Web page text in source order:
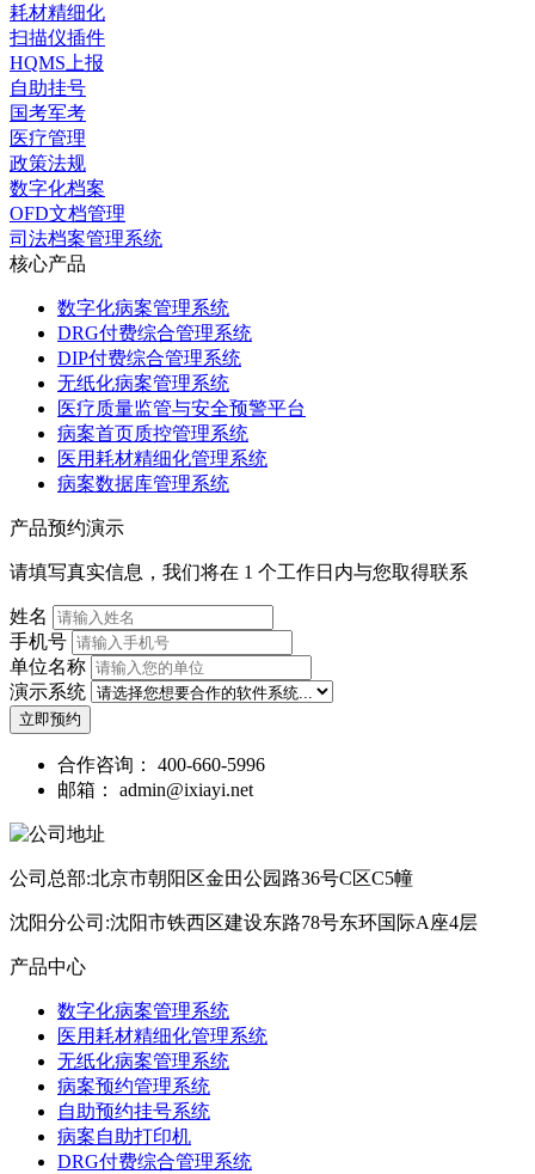
耗材精细化
扫描仪插件
HQMS上报
自助挂号
国考军考
医疗管理
政策法规
数字化档案
OFD文档管理
司法档案管理系统
核心产品
数字化病案管理系统
DRG付费综合管理系统
DIP付费综合管理系统
无纸化病案管理系统
医疗质量监管与安全预警平台
病案首页质控管理系统
医用耗材精细化管理系统
病案数据库管理系统
产品预约演示
请填写真实信息，我们将在 1 个工作日内与您取得联系
姓名
手机号
单位名称
演示系统
立即预约
合作咨询： 400-660-5996
邮箱： admin@ixiayi.net
公司总部:北京市朝阳区金田公园路36号C区C5幢
沈阳分公司:沈阳市铁西区建设东路78号东环国际A座4层
产品中心
数字化病案管理系统
医用耗材精细化管理系统
无纸化病案管理系统
病案预约管理系统
自助预约挂号系统
病案自助打印机
DRG付费综合管理系统